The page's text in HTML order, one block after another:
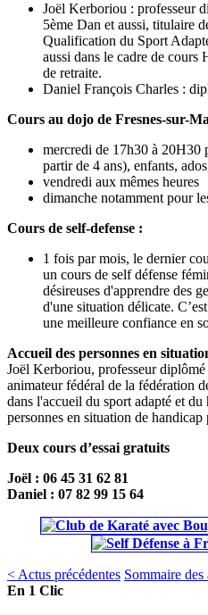
Joël Kerboriou : professeur
5ème Dan et aussi, titulaire
Qualification du Sport
aussi dans le cadre de cours
de retraite.
Daniel François Charles :
Cours au dojo de Fresnes-sur-
mercredi de 17h30 à 20H30
partir de 4 ans), enfants,
vendredi aux mêmes heures
dimanche notamment pour
Cours de self-defense :
1 fois par mois, le dernier
un cours de self défense
désireuses d'apprendre des
d'une situation délicate.
une meilleure confiance en
Accueil des personnes en
Joël Kerboriou, professeur diplômé
animateur fédéral de la fédération
dans l'accueil du sport adapté et
personnes en situation de handicap
Deux cours d’essai gratuits
Joël : 06 45 31 62 81
Daniel : 07 82 99 15 64
< Actus précédentes Sommaire des
En 1 Clic